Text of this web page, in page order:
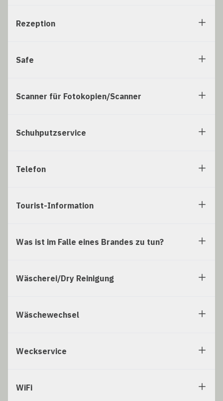
Rezeption
Safe
Scanner für Fotokopien/Scanner
Schuhputzservice
Telefon
Tourist-Information
Was ist im Falle eines Brandes zu tun?
Wäscherei/Dry Reinigung
Wäschewechsel
Weckservice
WiFi